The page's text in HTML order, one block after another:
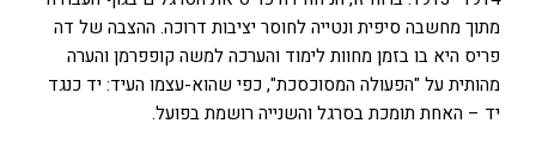
מתוך מחשבה סיפית ונטייה לחוסר יציבות דרוכה. ההצבה של דה
פריס היא בו בזמן מחוות לימוד והערכה למשה קופפרמן והערה
מהותית על "הפעולה המסוכסכת", כפי שהוא-עצמו העיד: יד כנגד
יד – האחת תומכת בסרגל והשנייה רושמת בפועל.